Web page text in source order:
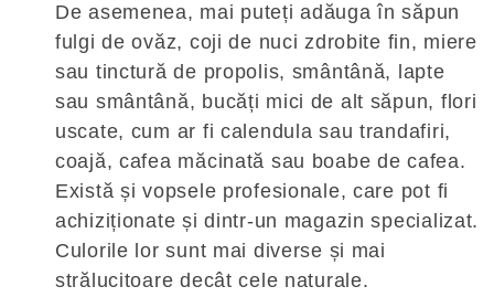
De asemenea, mai puteți adăuga în săpun
fulgi de ovăz, coji de nuci zdrobite fin, miere
sau tinctură de propolis, smântână, lapte
sau smântână, bucăți mici de alt săpun, flori
uscate, cum ar fi calendula sau trandafiri,
coajă, cafea măcinată sau boabe de cafea.
Există și vopsele profesionale, care pot fi
achiziționate și dintr-un magazin specializat.
Culorile lor sunt mai diverse și mai
strălucitoare decât cele naturale.